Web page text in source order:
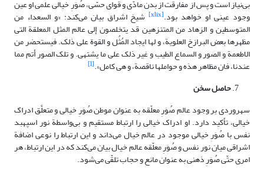
بی‌نیاز است و پس از مفارقت از بدن مادّی و قوای حسّی، صُوَرِ خیالی علمی ‌او عین
وجود عینی او خواهد بود.[xlix] شیخ اشراق بیان می‌کند: «و السعداء من‏
المتوسطین‏ و الزهاد من المتنزهین قد یتخلصون‏ إلى عالم المثل المعلقة التى
مظهرها بعض البرازخ العلویة، و لها ایجاد المُثُل و القوة على ذلک. فیستحضر من
الاطعمة و الصور و السماع الطیب و غیر ذلک على ما یشتهى. و تلک الصور أتم مما
عندنا، فان مظاهر هذه و حواملها ناقصة، و هى کامل».[l]
حاصل سخن
سهروردی بر وجود عالم صُوَرِ معلّقه به عنوان موطن صُوَرِ خیالی و متعلَّق ادراک
خیالی، تأکید دارد. او ادراک خیالی را ارتباط مستقیم و بی‌واسطة نور اسپهبد
نفس با صُوَرِ خیالی موجود در عالم خیال می‌داند و این ارتباط را نوعی اضافة
اشراقی میان نور نفس و صُوَرِ معلّقه عالم خیال بیان می‌کند که در این ارتباط، هر
امری حتّی صُوَرِ ذهنی به عنوان مانع و حجاب تلقّی می‌شود.